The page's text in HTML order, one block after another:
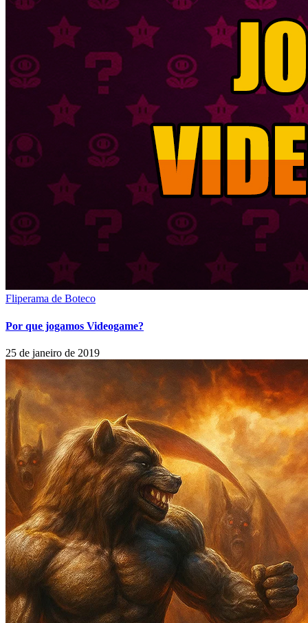
Fliperama de Boteco
Por que jogamos Videogame?
25 de janeiro de 2019